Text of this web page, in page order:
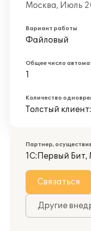
Москва, Июль
Вариант работы
Файловый
Общее число
1
Количество
Толстый клиент:
Партнер,
1С:Первый Бит,
Связаться
Другие